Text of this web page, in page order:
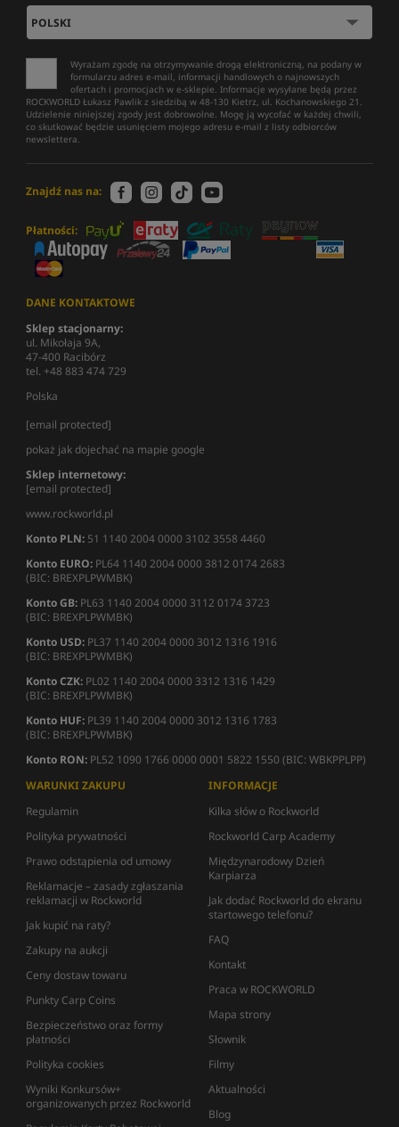
Wyrażam zgodę na otrzymywanie drogą elektroniczną, na podany w
formularzu adres e-mail, informacji handlowych o najnowszych
ofertach i promocjach w e-sklepie. Informacje wysyłane będą przez
ROCKWORLD Łukasz Pawlik z siedzibą w 48-130 Kietrz, ul. Kochanowskiego 21.
Udzielenie niniejszej zgody jest dobrowolne. Mogę ją wycofać w każdej chwili,
co skutkować będzie usunięciem mojego adresu e-mail z listy odbiorców
newslettera.
Znajdź nas na:
Płatności:
DANE KONTAKTOWE
Sklep stacjonarny:
ul. Mikołaja 9A,
47-400 Racibórz
tel. +48 883 474 729
Polska
[email protected]
pokaż jak dojechać na mapie google
Sklep internetowy:
[email protected]
www.rockworld.pl
Konto PLN: 51 1140 2004 0000 3102 3558 4460
Konto EURO: PL64 1140 2004 0000 3812 0174 2683
(BIC: BREXPLPWMBK)
Konto GB: PL63 1140 2004 0000 3112 0174 3723
(BIC: BREXPLPWMBK)
Konto USD: PL37 1140 2004 0000 3012 1316 1916
(BIC: BREXPLPWMBK)
Konto CZK: PL02 1140 2004 0000 3312 1316 1429
(BIC: BREXPLPWMBK)
Konto HUF: PL39 1140 2004 0000 3012 1316 1783
(BIC: BREXPLPWMBK)
Konto RON: PL52 1090 1766 0000 0001 5822 1550 (BIC: WBKPPLPP)
WARUNKI ZAKUPU
Regulamin
Polityka prywatności
Prawo odstąpienia od umowy
Reklamacje – zasady zgłaszania
reklamacji w Rockworld
Jak kupić na raty?
Zakupy na aukcji
Ceny dostaw towaru
Punkty Carp Coins
Bezpieczeństwo oraz formy
płatności
Polityka cookies
Wyniki Konkursów+
organizowanych przez Rockworld
INFORMACJE
Kilka słów o Rockworld
Rockworld Carp Academy
Międzynarodowy Dzień
Karpiarza
Jak dodać Rockworld do ekranu
startowego telefonu?
FAQ
Kontakt
Praca w ROCKWORLD
Mapa strony
Słownik
Filmy
Aktualności
Blog